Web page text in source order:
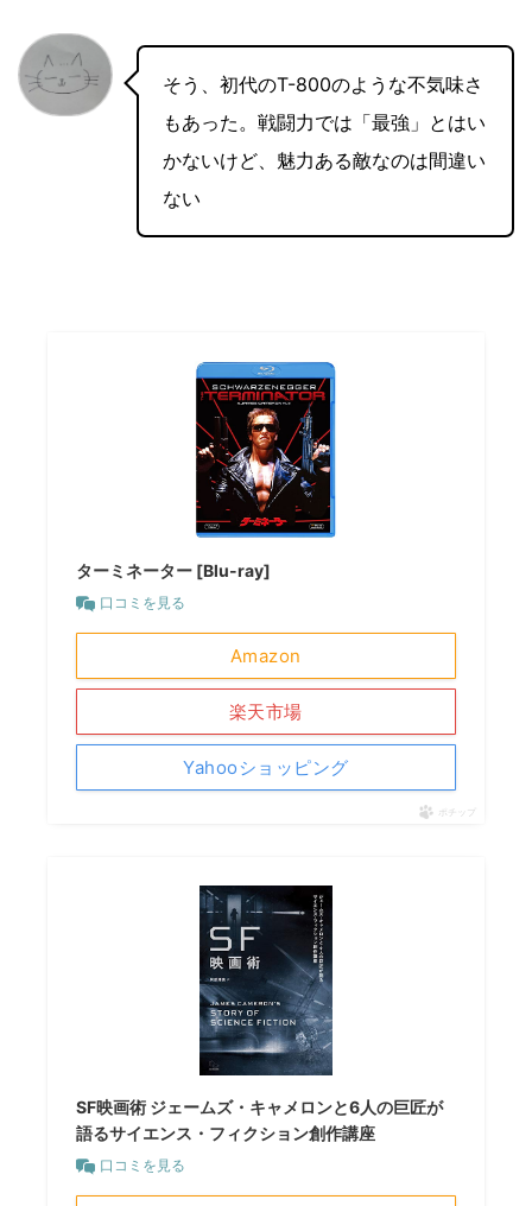
そう、初代のT-800のような不気味さ
もあった。戦闘力では「最強」とはい
かないけど、魅力ある敵なのは間違い
ない
ターミネーター [Blu-ray]
口コミを見る
Amazon
楽天市場
Yahooショッピング
ポチップ
SF映画術 ジェームズ・キャメロンと6人の巨匠が
語るサイエンス・フィクション創作講座
口コミを見る